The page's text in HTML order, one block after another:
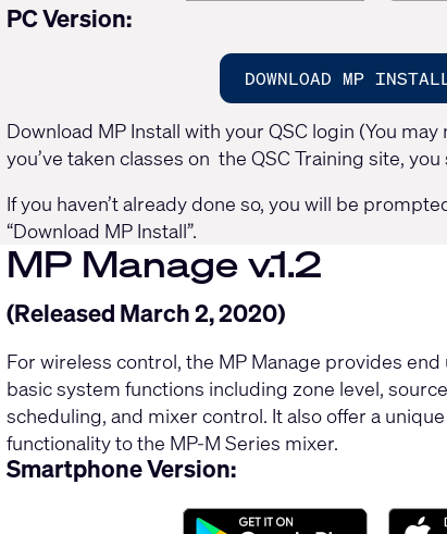
PC Version:
DOWNLOAD MP
Download MP Install with your QSC login (You
you’ve taken classes on the QSC Training site,
If you haven’t already done so, you will be
“Download MP Install”.
MP Manage v.1.2
(Released March 2, 2020)
For wireless control, the MP Manage provides
basic system functions including zone level,
scheduling, and mixer control. It also offer a
functionality to the MP-M Series mixer.
Smartphone Version: